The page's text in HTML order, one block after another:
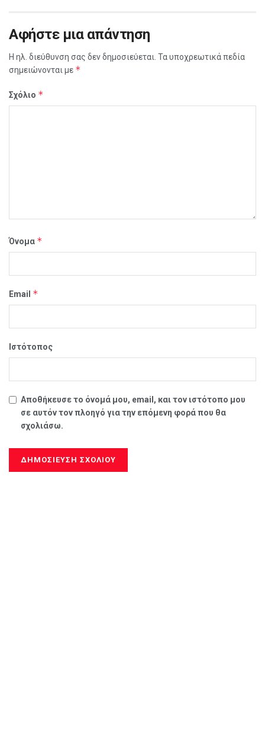
Αφήστε μια απάντηση
Η ηλ. διεύθυνση σας δεν δημοσιεύεται. Τα υποχρεωτικά πεδία
σημειώνονται με *
Σχόλιο *
Όνομα *
Email *
Ιστότοπος
Αποθήκευσε το όνομά μου, email, και τον ιστότοπο μου
σε αυτόν τον πλοηγό για την επόμενη φορά που θα
σχολιάσω.